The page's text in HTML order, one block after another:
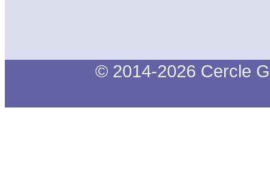
© 2014-2026 Cercle